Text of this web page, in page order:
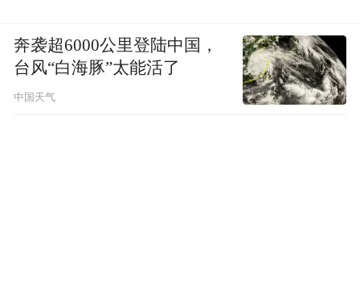
奔袭超6000公里登陆中国，
台风“白海豚”太能活了
中国天气